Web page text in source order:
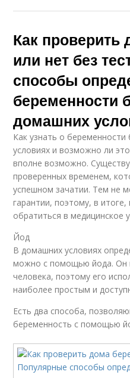
Как проверить
или нет без
способы
беременности
домашних
Как узнать о
условиях и возможно ли
вполне возможно.
проверенных временем,
успешном зачатии. Тем не
гарантии, поэтому, в итоге,
обратиться в медицинское
Йод
В домашних условиях
можно с помощью йода. Он
человека, поэтому его
наиболее простым и
Есть два способа,
беременность с помощью